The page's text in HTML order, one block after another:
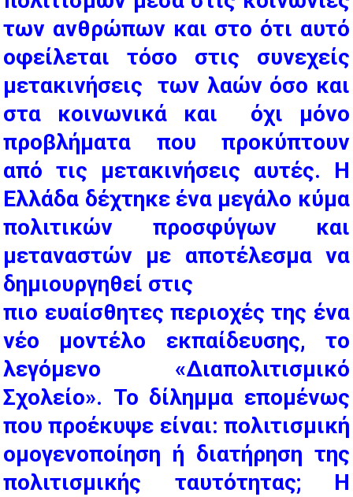
των ανθρώπων και στο ότι αυτό
οφείλεται τόσο στις συνεχείς
μετακινήσεις των λαών όσο και
στα κοινωνικά και όχι μόνο
προβλήματα που προκύπτουν
από τις μετακινήσεις αυτές. Η
Ελλάδα δέχτηκε ένα μεγάλο κύμα
πολιτικών προσφύγων και
μεταναστών με αποτέλεσμα να
δημιουργηθεί στις
πιο ευαίσθητες περιοχές της ένα
νέο μοντέλο εκπαίδευσης, το
λεγόμενο «Διαπολιτισμικό
Σχολείο». Το δίλημμα επομένως
που προέκυψε είναι: πολιτισμική
ομογενοποίηση ή διατήρηση της
πολιτισμικής ταυτότητας; Η